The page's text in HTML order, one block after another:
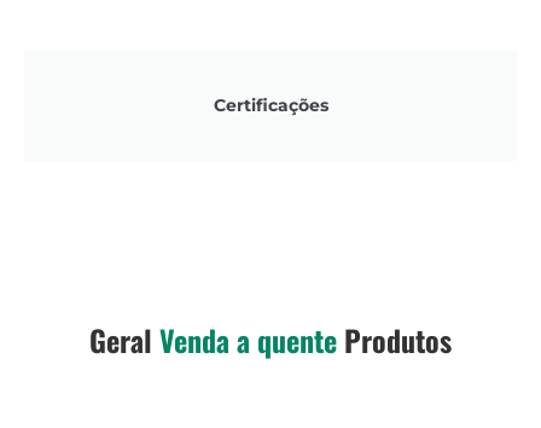
Certificações
GeralVenda a quenteProdutos